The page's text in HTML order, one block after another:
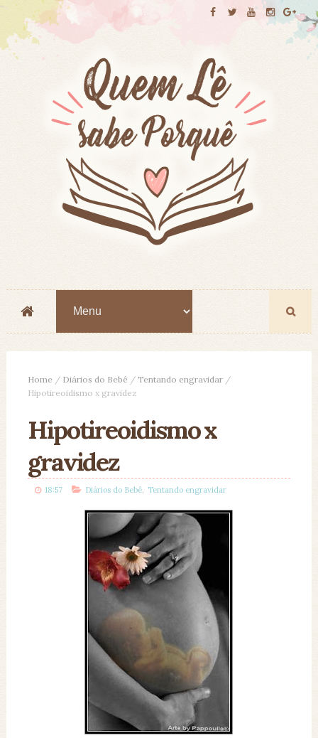
Home / Diários do Bebê / Tentando engravidar /
Hipotireoidismo x gravidez
Hipotireoidismo x
gravidez
18:57 Diários do Bebê, Tentando engravidar